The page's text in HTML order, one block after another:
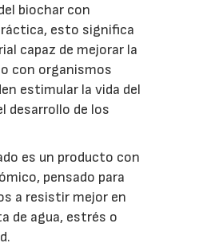
biochar con
esto significa
capaz de mejorar la
con organismos
estimular la vida del
desarrollo de los
es un producto con
pensado para
a resistir mejor en
de agua, estrés o